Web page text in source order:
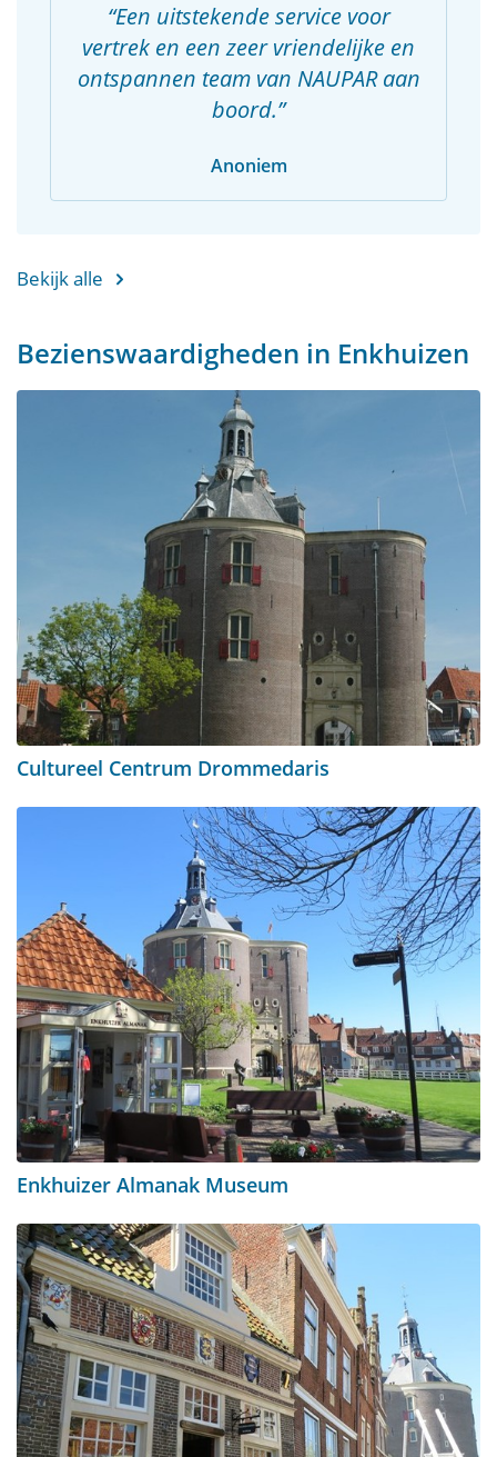
Een uitstekende service voor
vertrek en een zeer vriendelijke en
ontspannen team van NAUPAR aan
boord.
Anoniem
Bekijk alle
Bezienswaardigheden in Enkhuizen
Cultureel Centrum Drommedaris
Enkhuizer Almanak Museum